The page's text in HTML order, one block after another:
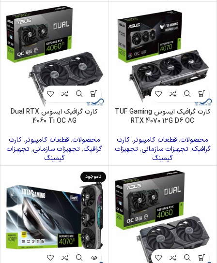
کارت گرافیک ایسوس TUF Gaming
RTX 4070 12G D6 OC
محصولات,قطعات کامپیوتر,کارت
گرافیک,تجهیزات سازمانی,تجهیزات
گیمینگ
کارت گرافیک ایسوس Dual RTX
4060 Ti OC 8G
محصولات,قطعات کامپیوتر,کارت
گرافیک,تجهیزات سازمانی,تجهیزات
گیمینگ
ناموجود